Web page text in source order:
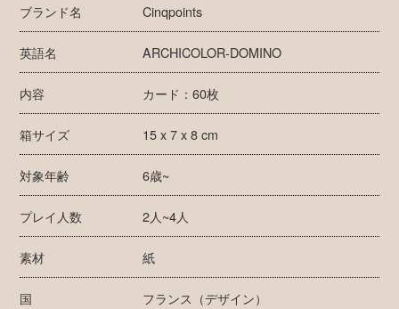
ブランド名 Cinqpoints
英語名 ARCHICOLOR-DOMINO
内容 カード：60枚
箱サイズ 15 x 7 x 8 cm
対象年齢 6歳~
プレイ人数 2人~4人
素材 紙
国
フランス（デザイン）